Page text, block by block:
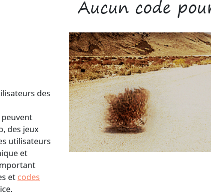
des
des jeux
utilisateurs
et
et codes
Aucun code